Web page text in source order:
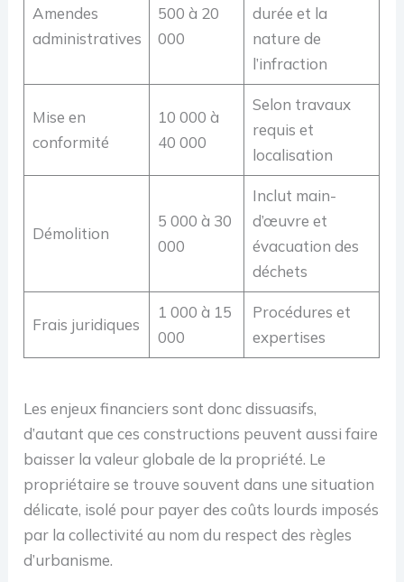
Amendes
administratives
500 à 20
000
durée et la
nature de
l’infraction
Mise en
conformité
10 000 à
40 000
Selon travaux
requis et
localisation
Démolition
5 000 à 30
000
Inclut main-
d’œuvre et
évacuation des
déchets
Frais juridiques
1 000 à 15
000
Procédures et
expertises
Les enjeux financiers sont donc dissuasifs,
d’autant que ces constructions peuvent aussi faire
baisser la valeur globale de la propriété. Le
propriétaire se trouve souvent dans une situation
délicate, isolé pour payer des coûts lourds imposés
par la collectivité au nom du respect des règles
d’urbanisme.